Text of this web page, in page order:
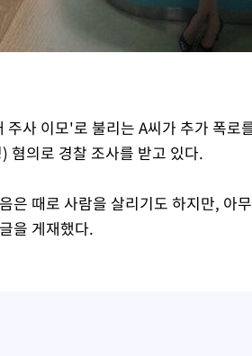
사 이모'로 불리는 A씨가 추가 폭로
혐의로 경찰 조사를 받고 있다.
은 때로 사람을 살리기도 하지만, 아
을 게재했다.